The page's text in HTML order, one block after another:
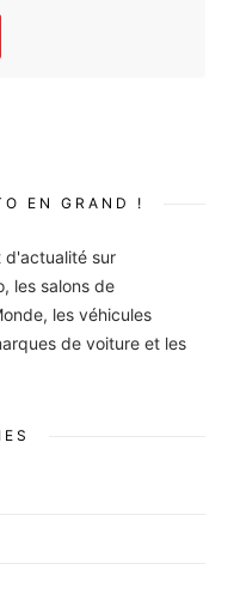
EN GRAND !
d'actualité sur
les salons de
les véhicules
de voiture et les